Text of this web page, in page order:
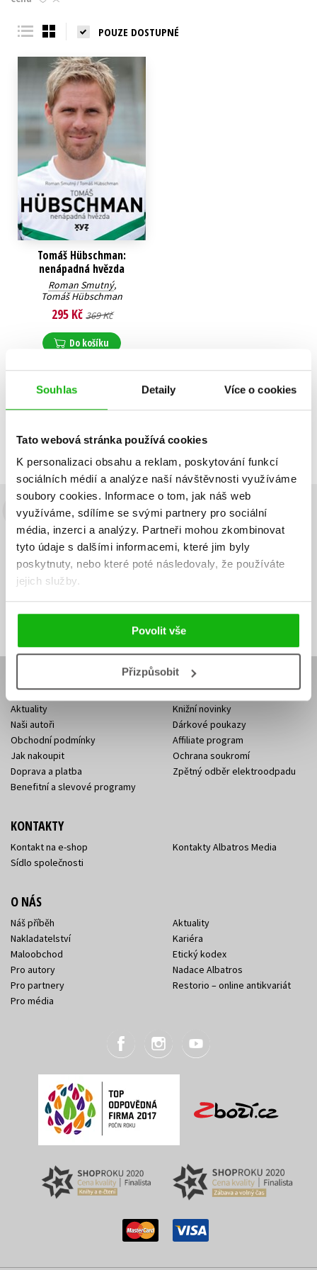
Souhlas Detaily Více o cookies
Tato webová stránka používá cookies
K personalizaci obsahu a reklam, poskytování funkcí
sociálních médií a analýze naší návštěvnosti využíváme
soubory cookies. Informace o tom, jak náš web
využíváme, sdílíme se svými partnery pro sociální
média, inzerci a analýzy. Partneři mohou zkombinovat
tyto údaje s dalšími informacemi, které jim byly
poskytnuty, nebo které poté následovaly, že používáte
jejich služby.
Povolit vše
Přizpůsobit
Young adult (SK)
POUZE DOSTUPNÉ
Tomáš Hübschman:
nenápadná hvězda
Roman Smutný,
Tomáš Hübschman
295 Kč 369 Kč
Do košíku
Předchozí 1 Další
Budete to vědět jako první!
Zajímá Vás, jaký knižní hit právě vychází, na jaké zboží je výhodná
sleva, jaká běží soutěž o ceny? Přihlášením k odběru našich e-
mailových novinek
Vaše e-
mailová
Vaše e-
mailová
Vaše e-mailová adresa Přihlásit se
E-SHOP
Aktuality
Naši autoři
Obchodní podmínky
Jak nakoupit
Doprava a platba
Benefitní a slevové programy
Knižní novinky
Dárkové poukazy
Affiliate program
Ochrana soukromí
Zpětný odběr elektroodpadu
KONTAKTY
Kontakt na e-shop
Sídlo společnosti
Kontakty Albatros Media
O NÁS
Náš příběh
Nakladatelství
Maloobchod
Pro autory
Pro partnery
Pro média
Aktuality
Kariéra
Etický kodex
Nadace Albatros
Restorio – online antikvariát